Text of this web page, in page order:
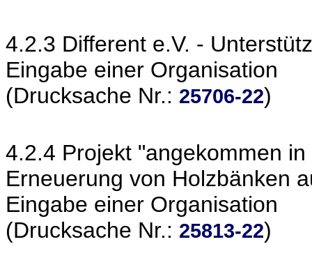
4.2.3 Different e.V. -
Eingabe einer Organisation
(Drucksache Nr.: 25706-22)
4.2.4 Projekt "angekommen
Erneuerung von Holzbänken
Eingabe einer Organisation
(Drucksache Nr.: 25813-22)